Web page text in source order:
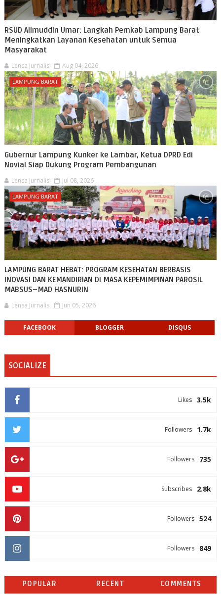
RSUD Alimuddin Umar: Langkah Pemkab Lampung Barat
Meningkatkan Layanan Kesehatan untuk Semua
Masyarakat
Lensa Jurnalis Aug 04, 2026
LAMPUNG BARAT
Gubernur Lampung Kunker ke Lambar, Ketua DPRD Edi
Novial Siap Dukung Program Pembangunan
Lensa Jurnalis Jul 08, 2026
LAMPUNG BARAT
LAMPUNG BARAT HEBAT: PROGRAM KESEHATAN BERBASIS
INOVASI DAN KEMANDIRIAN DI MASA KEPEMIMPINAN PAROSIL
MABSUS–MAD HASNURIN
Lensa Jurnalis Jun 05, 2026
FACEBOOK BLOGGER DISQUS
SOCIALIZE
3.5k
Likes
1.7k
Followers
735
Followers
2.8k
Subscribes
524
Followers
849
Followers
POPULAR RECENT COMMENTS